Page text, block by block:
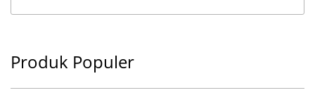
Produk Populer